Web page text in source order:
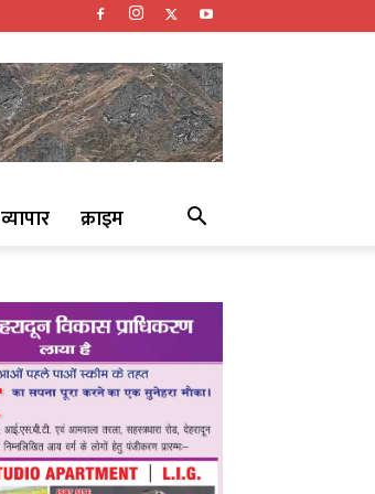
व्यापार क्राइम